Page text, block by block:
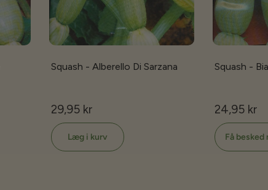
Squash - Alberello Di Sarzana
29,95 kr
Læg i kurv
Squash -
24,95 kr
Få besked